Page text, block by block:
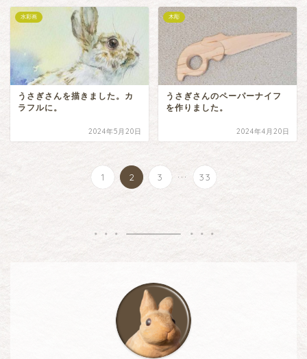
水彩画
うさぎさんを描きました。カ
ラフルに。
2024年5月20日
木彫
うさぎさんのペーパーナイフ
を作りました。
2024年4月20日
1 2 3 ... 33